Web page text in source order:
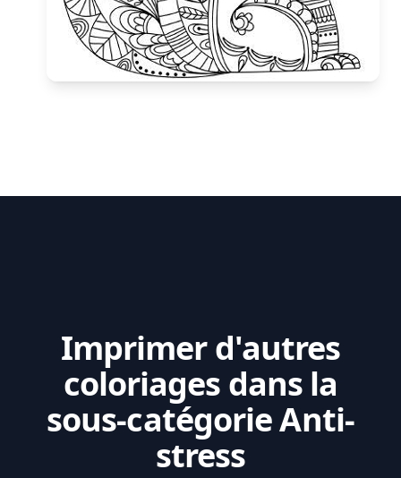
Imprimer d'autres
coloriages dans la
sous-catégorie Anti-
stress